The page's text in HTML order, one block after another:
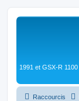
1991 et GSX-R
Raccourcis